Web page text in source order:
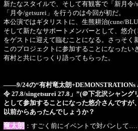
新たなスタイルで、そして有観客で「新月令/
「月令/getsurei」を行うのは今回が初だ。
本公演ではギタリストに、生熊耕治(cune/
そして新たなサポートメンバーとして、悠介(
をゲストに迎えて臨むことになる。さっそく
このプロジェクトに参加することになったい
有村と共にじっくり語ってもらった。
――9/24の“有村竜太朗+DEMONSTRATIONs
令 27.8/singetsurei 27.8」”(＠下北沢シャング
として参加することになった悠介さんですが
以前からあったんでしょうか？
竜太朗 ：すごく前にイベントで対バンして